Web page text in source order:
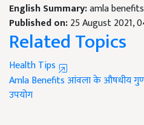
English Summary:amla
Published on:25 August 2021,
Related Topics
Health Tips
Amla Benefits आंवला के औषधीय
उपयोग